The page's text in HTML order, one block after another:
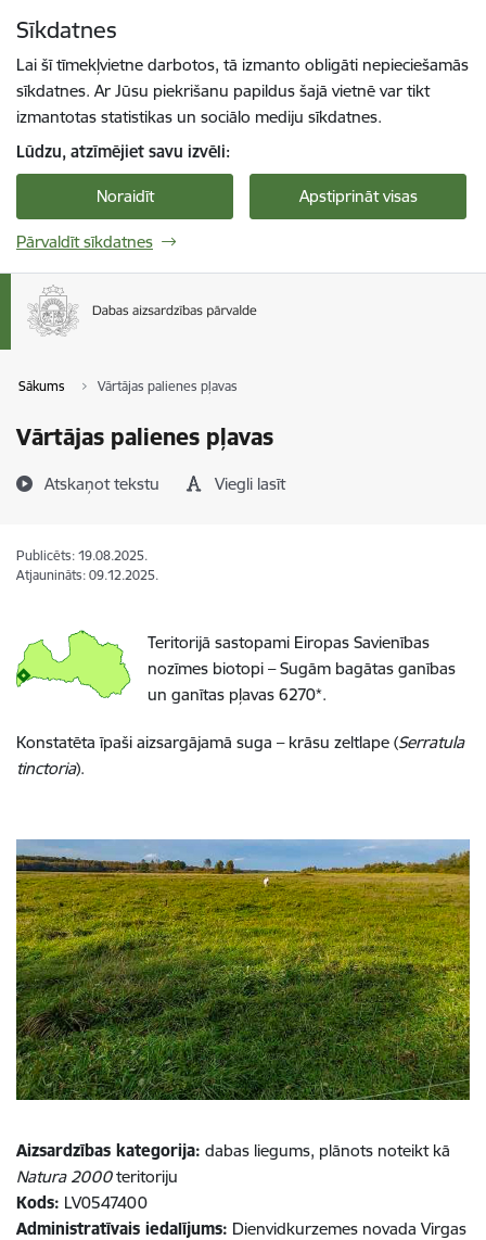
Sīkdatnes
Lai šī tīmekļvietne darbotos, tā izmanto obligāti nepieciešamās
sīkdatnes. Ar Jūsu piekrišanu papildus šajā vietnē var tikt
izmantotas statistikas un sociālo mediju sīkdatnes.
Lūdzu, atzīmējiet savu izvēli:
Noraidīt Apstiprināt visas
Pārvaldīt sīkdatnes
Sākums Vārtājas palienes pļavas
Vārtājas palienes pļavas
Atskaņot tekstu Viegli lasīt
Publicēts: 19.08.2025.
Atjaunināts: 09.12.2025.
Teritorijā sastopami Eiropas Savienības
nozīmes biotopi – Sugām bagātas ganības
un ganītas pļavas 6270*.
Konstatēta īpaši aizsargājamā suga – krāsu zeltlape (Serratula
tinctoria).
Aizsardzības kategorija: dabas liegums, plānots noteikt kā
Natura 2000teritoriju
Kods: LV0547400
Administratīvais iedalījums: Dienvidkurzemes novada Virgas